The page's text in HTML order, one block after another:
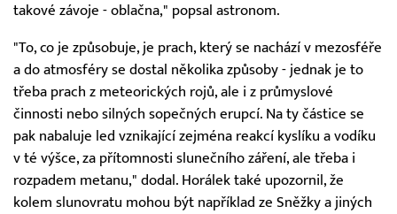
takové závoje - oblačna," popsal astronom.
"To, co je způsobuje, je prach, který se nachází v mezosféře
a do atmosféry se dostal několika způsoby - jednak je to
třeba prach z meteorických rojů, ale i z průmyslové
činnosti nebo silných sopečných erupcí. Na ty částice se
pak nabaluje led vznikající zejména reakcí kyslíku a vodíku
v té výšce, za přítomnosti slunečního záření, ale třeba i
rozpadem metanu," dodal. Horálek také upozornil, že
kolem slunovratu mohou být například ze Sněžky a jiných